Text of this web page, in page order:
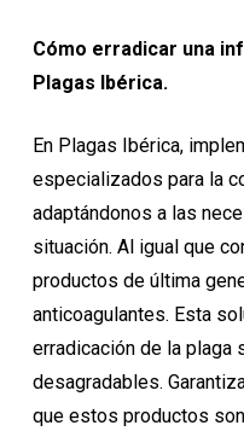
Cómo erradicar una
Plagas Ibérica.
En Plagas Ibérica,
especializados para la
adaptándonos a las
situación. Al igual que
productos de última
anticoagulantes. Esta
erradicación de la plaga
desagradables.
que estos productos